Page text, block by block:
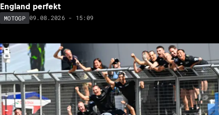
England perfekt
MOTOGP 09.08.2026 - 15:09